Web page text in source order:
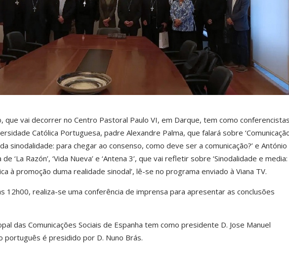
que vai decorrer no Centro Pastoral Paulo VI, em Darque, tem como conferencistas
Católica Portuguesa, padre Alexandre Palma, que falará sobre
sinodalidade: para chegar ao consenso, como deve ser a comunicação?’ e António
‘La Razón’, ‘Vida Nueva’ e ‘Antena 3’, que vai refletir sobre ‘Sinodalidade e media:
à promoção duma realidade sinodal’, lê-se no programa enviado à Viana TV.
12h00, realiza-se uma conferência de imprensa para apresentar as conclusões
das Comunicações Sociais de Espanha tem como presidente D. Jose Manuel
português é presidido por D. Nuno Brás.